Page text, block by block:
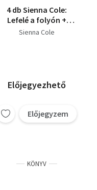
4 db Sienna Cole:
Lefelé a folyón +
Elmejáték + A köd után
Sienna Cole
Előjegyezhető
Előjegyzem
KÖNYV